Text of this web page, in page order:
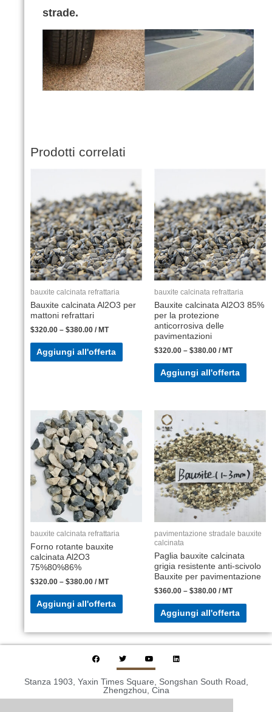
strade.
Prodotti correlati
bauxite calcinata refrattaria
Bauxite calcinata Al2O3 per
mattoni refrattari
$320.00 – $380.00 / MT
Aggiungi all'offerta
bauxite calcinata refrattaria
Bauxite calcinata Al2O3 85%
per la protezione
anticorrosiva delle
pavimentazioni
$320.00 – $380.00 / MT
Aggiungi all'offerta
bauxite calcinata refrattaria
Forno rotante bauxite
calcinata Al2O3
75%80%86%
$320.00 – $380.00 / MT
Aggiungi all'offerta
pavimentazione stradale bauxite
calcinata
Paglia bauxite calcinata
grigia resistente anti-scivolo
Bauxite per pavimentazione
$360.00 – $380.00 / MT
Aggiungi all'offerta
Stanza 1903, Yaxin Times Square, Songshan South Road,
Zhengzhou, Cina